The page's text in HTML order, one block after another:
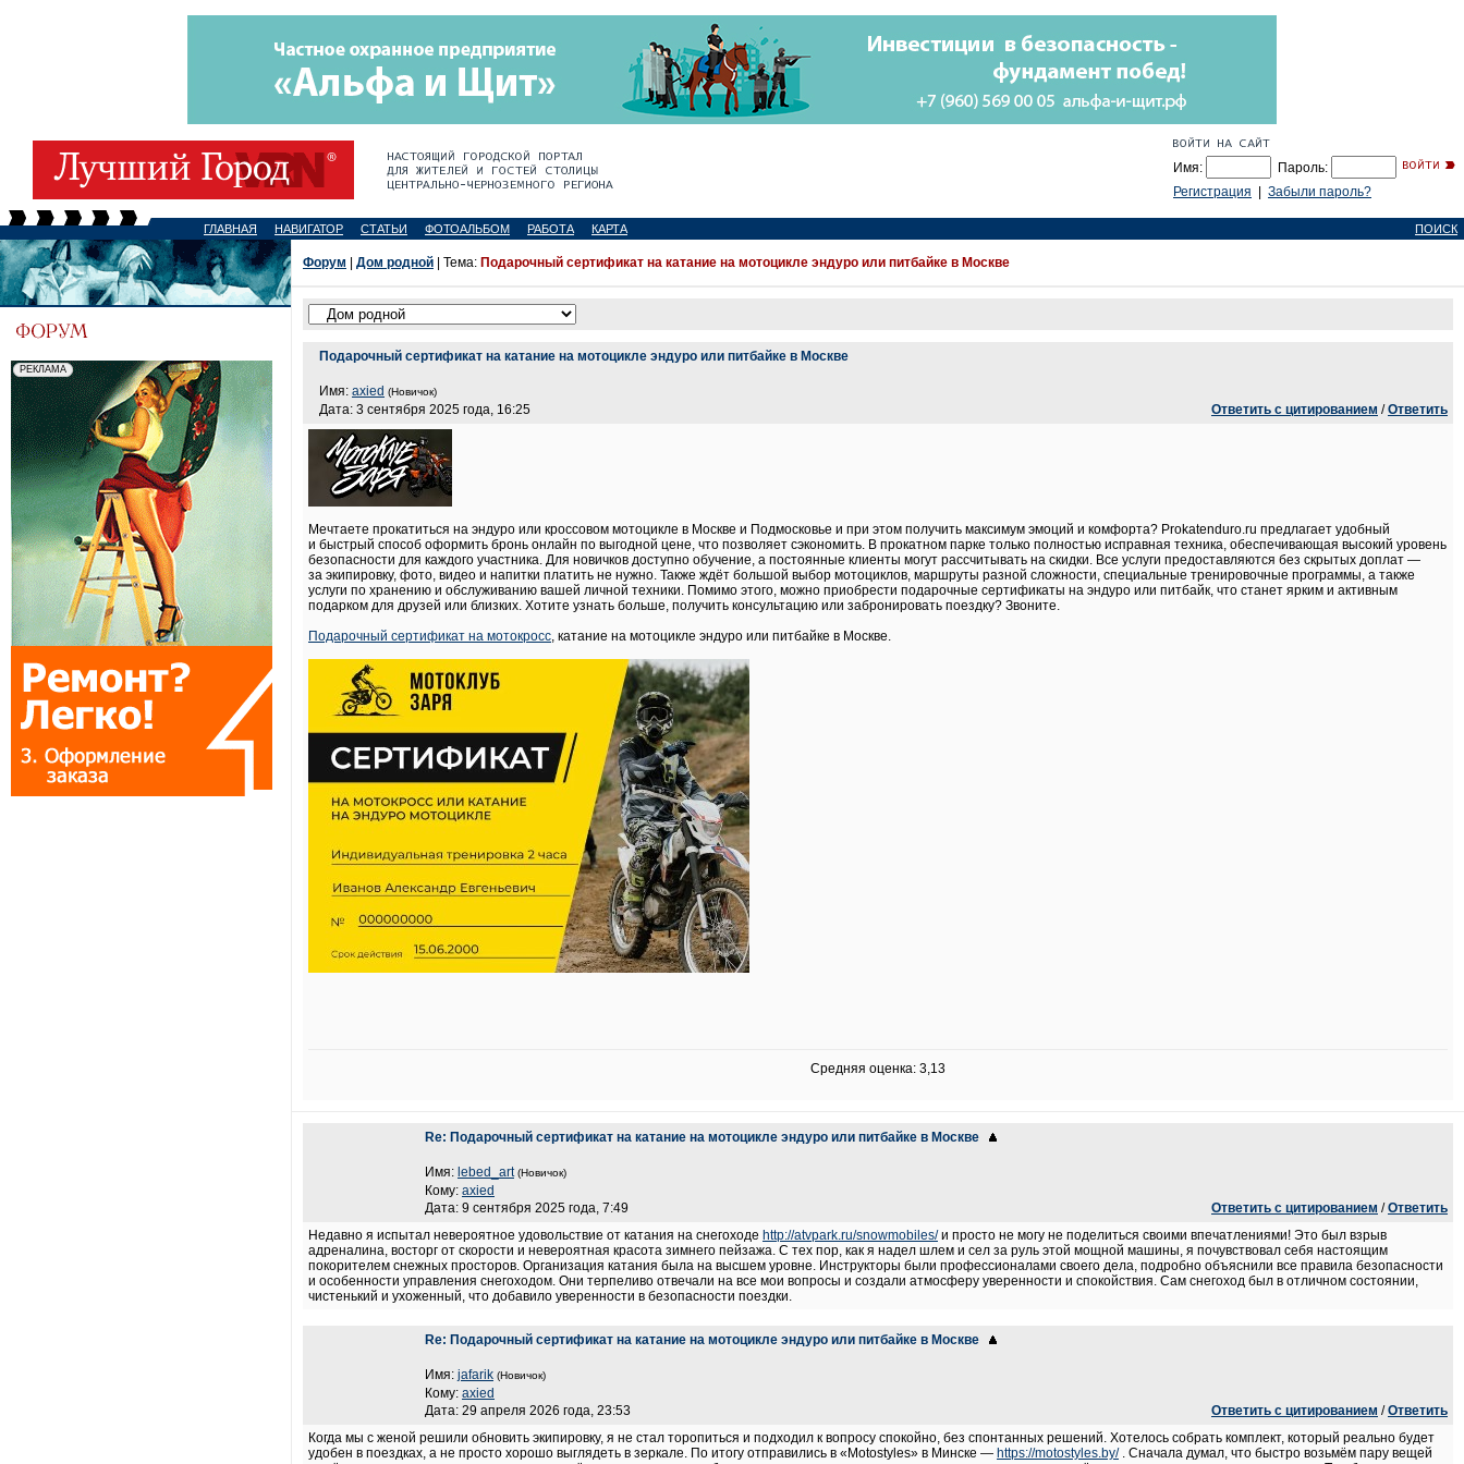
Имя:
Пароль:
Регистрация
Забыли пароль?
ГЛАВНАЯ НАВИГАТОР СТАТЬИ ФОТОАЛЬБОМ РАБОТА КАРТА ПОИСК
Форум Дом родной | Тема: Подарочный сертификат на катание на мотоцикле эндуро или питбайке в Москве
Подарочный сертификат на катание на мотоцикле эндуро или питбайке в Москве
Имя: axied (Новичок)
Дата: 3 сентября 2025 года, 16:25 Ответить с цитированием /Ответить
Мечтаете прокатиться на эндуро или кроссовом мотоцикле в Москве и Подмосковье и при этом получить максимум эмоций и комфорта? Prokatenduro.ru предлагает удобный
и быстрый способ оформить бронь онлайн по выгодной цене, что позволяет сэкономить. В прокатном парке только полностью исправная техника, обеспечивающая высокий уровень
безопасности для каждого участника. Для новичков доступно обучение, а постоянные клиенты могут рассчитывать на скидки. Все услуги предоставляются без скрытых доплат —
за экипировку, фото, видео и напитки платить не нужно. Также ждёт большой выбор мотоциклов, маршруты разной сложности, специальные тренировочные программы, а также
услуги по хранению и обслуживанию вашей личной техники. Помимо этого, можно приобрести подарочные сертификаты на эндуро или питбайк, что станет ярким и активным
подарком для друзей или близких. Хотите узнать больше, получить консультацию или забронировать поездку? Звоните.
Подарочный сертификат на мотокросс, катание на мотоцикле эндуро или питбайке в Москве.
Средняя оценка: 3,13
Re: Подарочный сертификат на катание на мотоцикле эндуро или питбайке в Москве
Имя: lebed_art (Новичок)
Кому: axied
Дата: 9 сентября 2025 года, 7:49
Ответить с цитированием /Ответить
Недавно я испытал невероятное удовольствие от катания на снегоходе http://atvpark.ru/snowmobiles/и просто не могу не поделиться своими впечатлениями! Это был взрыв
адреналина, восторг от скорости и невероятная красота зимнего пейзажа. С тех пор, как я надел шлем и сел за руль этой мощной машины, я почувствовал себя настоящим
покорителем снежных просторов. Организация катания была на высшем уровне. Инструкторы были профессионалами своего дела, подробно объяснили все правила безопасности
и особенности управления снегоходом. Они терпеливо отвечали на все мои вопросы и создали атмосферу уверенности и спокойствия. Сам снегоход был в отличном состоянии,
чистенький и ухоженный, что добавило уверенности в безопасности поездки.
Re: Подарочный сертификат на катание на мотоцикле эндуро или питбайке в Москве
Имя: jafarik (Новичок)
Кому: axied
Дата: 29 апреля 2026 года, 23:53
Ответить с цитированием /Ответить
Когда мы с женой решили обновить экипировку, я не стал торопиться и подходил к вопросу спокойно, без спонтанных решений. Хотелось собрать комплект, который реально будет
удобен в поездках, а не просто хорошо выглядеть в зеркале. По итогу отправились в «Motostyles» в Минске — https://motostyles.by/. Сначала думал, что быстро возьмём пару вещей